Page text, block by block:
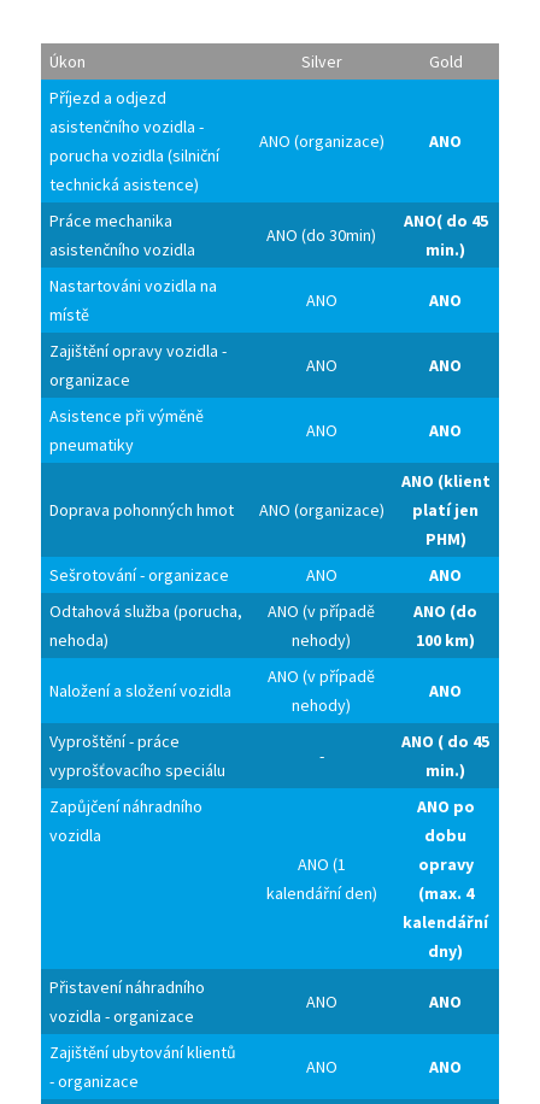
Úkon Silver
Gold
Příjezd a odjezd
asistenčního vozidla -
porucha vozidla (silniční
technická asistence)
ANO (organizace) ANO
Práce mechanika
asistenčního vozidla
ANO (do 30min)
ANO( do 45
min.)
Nastartováni vozidla na
místě
ANO ANO
Zajištění opravy vozidla -
organizace
ANO ANO
Asistence při výměně
pneumatiky
ANO ANO
Doprava pohonných hmot ANO (organizace)
ANO (klient
platí jen
PHM)
Sešrotování - organizace
ANO
ANO
Odtahová služba (porucha,
nehoda)
ANO (v případě
nehody)
ANO (do
100 km)
Naložení a složení vozidla
ANO (v případě
nehody)
ANO
Vyproštění - práce
vyprošťovacího speciálu
-
ANO ( do 45
min.)
Zapůjčení náhradního
vozidla
ANO (1
kalendářní den)
ANO po
dobu
opravy
(max. 4
kalendářní
dny)
Přistavení náhradního
vozidla - organizace
ANO ANO
Zajištění ubytování klientů
- organizace
ANO ANO